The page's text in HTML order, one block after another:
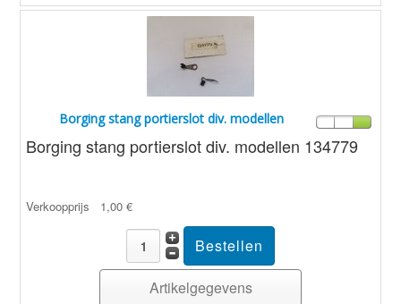
Borging stang portierslot div. modellen
Borging stang portierslot div. modellen 134779
Verkoopprijs 1,00 €
Artikelgegevens